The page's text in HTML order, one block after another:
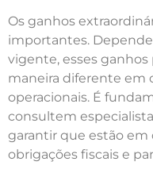
Os ganhos
importantes.
vigente, esses
maneira diferente em
operacionais. É
consultem
garantir que estão
obrigações fiscais e